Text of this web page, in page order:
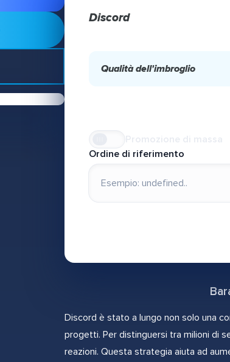
Discord
Qualità dell'imbroglio
Ordine di riferimento
Discord è stato a lungo non solo una
progetti. Per distinguersi tra milioni di
reazioni. Questa strategia aiuta ad